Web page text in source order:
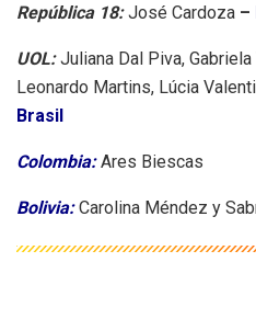
República 18:José Cardoza –
UOL:Juliana Dal Piva,
Leonardo Martins, Lúcia
Brasil
Colombia:Ares Biescas
Bolivia:Carolina Méndez y